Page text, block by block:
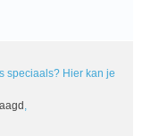
speciaals? Hier kan je
,